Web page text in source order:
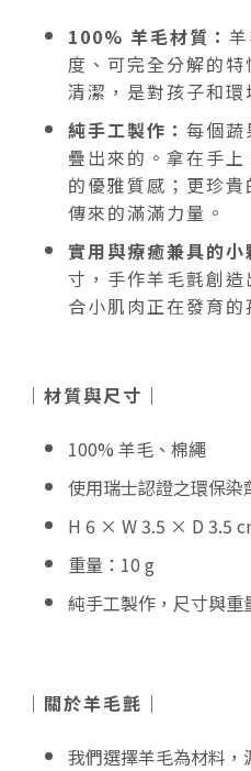
100% 羊毛材質：
度、可完全分解的
清潔，是對孩子和環
純手工製作： 每個蔬
疊出來的。拿在手
的優雅質感；更珍
傳來的滿滿力量。
實用與療癒兼具的小
寸，手作羊毛氈創
合小肌肉正在發育的
｜材質與尺寸｜
100% 羊毛、棉繩
使用瑞士認證之環保染
H 6 × W 3.5 × D 3.5
重量：10 g
純手工製作，尺寸與重
｜關於羊毛氈｜
我們選擇羊毛為材料，